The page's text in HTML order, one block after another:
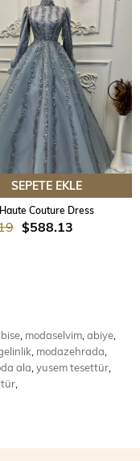
SEPETE EKLE
Haute Couture Dress
$588.13
, modaselvim,abiye,
, modazehrada,
ala,yusem tesettür,
,